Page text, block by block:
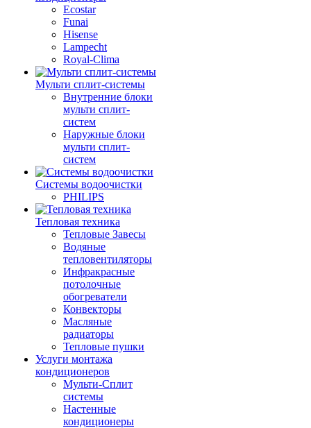
Ecostar
Funai
Hisense
Lampecht
Royal-Clima
Мульти сплит-системы
Внутренние блоки
мульти сплит-
систем
Наружные блоки
мульти сплит-
систем
Системы водоочистки
PHILIPS
Тепловая техника
Тепловые Завесы
Водяные
тепловентиляторы
Инфракрасные
потолочные
обогреватели
Конвекторы
Масляные
радиаторы
Тепловые пушки
Услуги монтажа
кондиционеров
Мульти-Сплит
системы
Настенные
кондиционеры